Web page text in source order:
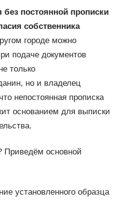
без постоянной прописки
собственника
городе можно
подаче документов
только
но и владелец
непостоянная прописка
основанием для выписки
Приведём основной
установленного образца